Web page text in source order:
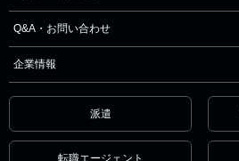
Q&A・お問い合わせ
企業情報
派遣
転職エージェント